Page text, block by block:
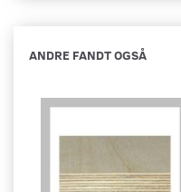
ANDRE FANDT OGSÅ